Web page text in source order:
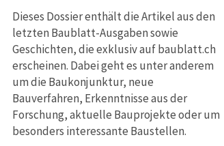
Dieses Dossier enthält die Artikel aus den
letzten Baublatt-Ausgaben sowie
Geschichten, die exklusiv auf baublatt.ch
erscheinen. Dabei geht es unter anderem
um die Baukonjunktur, neue
Bauverfahren, Erkenntnisse aus der
Forschung, aktuelle Bauprojekte oder um
besonders interessante Baustellen.